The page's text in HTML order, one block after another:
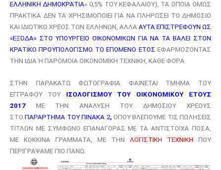
ΕΛΛΗΝΙΚΗ ΔΗΜΟΚΡΑΤΙΑ» 0,5% ΤΟΥ ΚΕΦΑΛΑΙΟΥ), ΤΑ ΟΠΟΙΑ ΟΜΩΣ
ΠΡΑΚΤΙΚΑ ΔΕΝ ΤΑ ΧΡΗΣΙΜΟΠΟΙΕΙ ΓΙΑ ΝΑ ΠΛΗΡΩΣΕΙ ΤΟ ΔΗΜΟΣΙΟ
ΚΑΙ ΙΔΙΩΤΙΚΟ ΧΡΕΟΣ ΤΩΝ ΕΛΛΗΝΩΝ, ΑΛΛΑ ΑΥΤΑ ΕΠΙΣΤΡΕΦΟΥΝ ΩΣ
«ΕΞΟΔΑ» ΣΤΟ ΥΠΟΥΡΓΕΙΟ ΟΙΚΟΝΟΜΙΚΩΝ ΓΙΑ ΝΑ ΤΑ ΒΑΛΕΙ ΣΤΟΝ
ΚΡΑΤΙΚΟ ΠΡΟΥΠΟΛΟΓΙΣΜΟ ΤΟ ΕΠΟΜΕΝΟ ΕΤΟΣ ΕΦΑΡΜΟΖΟΝΤΑΣ
ΤΗΝ ΙΔΙΑ Ή ΠΑΡΟΜΟΙΑ ΟΙΚΟΝΟΜΙΚΗ ΤΕΧΝΙΚΗ, ΚΑΘΕ ΦΟΡΑ.
ΣΤΗΝ ΠΑΡΑΚΑΤΩ ΦΩΤΟΓΡΑΦΙΑ ΦΑΙΝΕΤΑΙ ΤΜΗΜΑ ΤΟΥ
ΕΓΓΡΑΦΟΥ ΤΟΥ ΙΣΟΛΟΓΙΣΜΟΥ ΤΟΥ ΟΙΚΟΝΟΜΙΚΟΥ ΕΤΟΥΣ
2017ΜΕ ΤΗΝ ΑΝΑΛΥΣΗ ΤΟΥ ΔΗΜΟΣΙΟΥ ΧΡΕΟΥΣ
ΣΤΟΠΑΡΑΡΤΗΜΑ ΤΟΥ ΠΙΝΑΚΑ 2, ΟΠΟΥ ΒΛΕΠΟΥΜΕ ΤΙΣ ΠΩΛΗΣΕΙΣ
ΤΙΤΛΩΝ ΜΕ ΣΥΜΦΩΝΟ ΕΠΑΝΑΓΟΡΑΣ ΜΕ ΤΑ ΑΝΤΙΣΤΟΙΧΑ ΠΟΣΑ,
ΜΕ ΚΟΚΚΙΝΑ ΓΡΑΜΜΑΤΑ, ΜΕ ΤΗΝ ΛΟΓΙΣΤΙΚΗ ΤΕΧΝΙΚΗ ΠΟΥ
ΠΕΡΙΓΡΑΨΑΜΕ ΠΙΟ ΠΑΝΩ.